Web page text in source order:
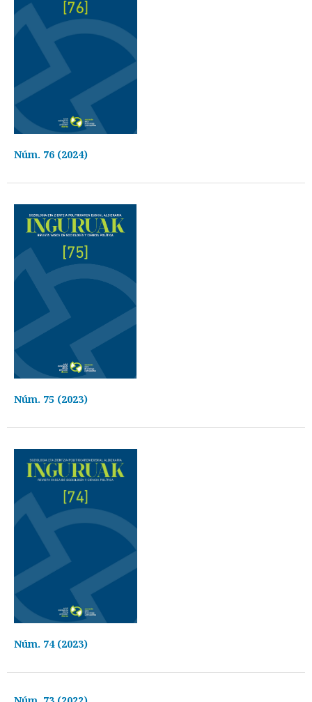
Núm. 76 (2024)
Núm. 75 (2023)
Núm. 74 (2023)